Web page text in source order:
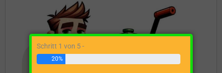
Schritt 1 von 5 -
20%